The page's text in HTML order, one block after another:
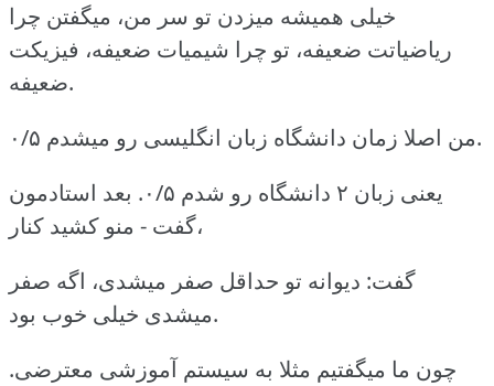
خیلی همیشه میزدن تو سر من، میگفتن چرا
ریاضیاتت ضعیفه، تو چرا شیمیات ضعیفه، فیزیکت
ضعیفه.
من اصلا زمان دانشگاه زبان انگلیسی رو میشدم ۰/۵.
یعنی زبان ۲ دانشگاه رو شدم ۰/۵. بعد استادمون
گفت - منو کشید کنار،
گفت: دیوانه تو حداقل صفر میشدی، اگه صفر
میشدی خیلی خوب بود.
چون ما میگفتیم مثلا به سیستم آموزشی معترضی.